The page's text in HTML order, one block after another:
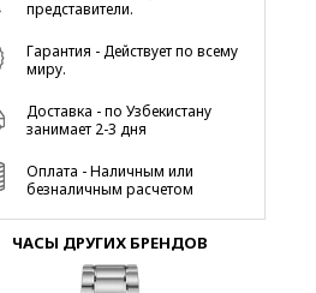
представители.
Гарантия - Действует по всему
миру.
Доставка - по Узбекистану
занимает 2-3 дня
Оплата - Наличным или
безналичным расчетом
ЧАСЫ ДРУГИХ БРЕНДОВ